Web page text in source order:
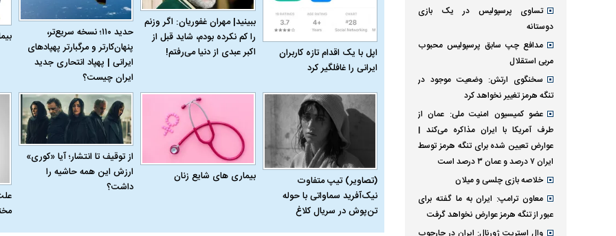
اپل با یک اقدام تازه کاربران
ایرانی را غافلگیر کرد
ببینید| مهران غفوریان: اگر وزنم
را کم نکرده بودم، شاید قبل از
اکبر عبدی از دنیا می‌رفتم!
حدید ۱۱۰؛ نسخه سریع‌تر،
پنهان‌کارتر و مرگبارتر پهپادهای
ایرانی | پهپاد انتحاری جدید
ایران چیست؟
(تصاویر) تیپ متفاوت
نیک‌آفرید سماواتی با حوله
تن‌پوش در سریال کلاغ
بیماری‌ های شایع زنان
از توقیف تا انتشار؛ آیا «کوری»
ارزش این همه حاشیه را
داشت؟
تساوی پرسپولیس در یک بازی
دوستانه
مدافع چپ سابق پرسپولیس محبوب
مربی استقلال
سخنگوی ارتش: وضعیت موجود در
تنگه هرمز تغییر نخواهد کرد
عضو کمیسیون امنیت ملی: عمان از
طرف آمریکا با ایران مذاکره می‌کند‌ |
عوارض تعیین شده برای تنگه هرمز توسط
ایران ۷ درصد و عمان ۳ درصد است
خلاصه بازی چلسی و میلان
معاون ترامپ: ایران به ما گفته برای
عبور از تنگه هرمز عوارض نخواهد گرفت
وال استریت ژورنال: ایران در چارچوب